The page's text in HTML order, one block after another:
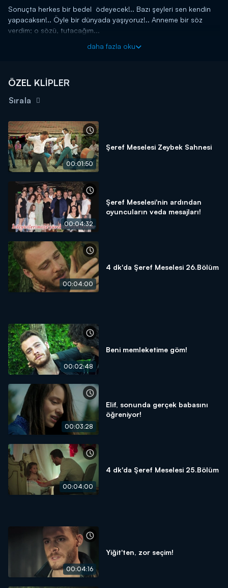
Sonuçta herkes bir bedel ödeyecek!.. Bazı şeyleri sen kendin
yapacaksın!.. Öyle bir dünyada yaşıyoruz!.. Anneme bir söz
verdim; o sözü, tutacağım...
daha fazla oku
ÖZEL KLİPLER
Sırala
00:01:50
Şeref Meselesi Zeybek Sahnesi
00:04:32
Şeref Meselesi'nin ardından
oyuncuların veda mesajları!
00:04:00
4 dk'da Şeref Meselesi 26.Bölüm
00:02:48
Beni memleketime göm!
00:03:28
Elif, sonunda gerçek babasını
öğreniyor!
00:04:00
4 dk'da Şeref Meselesi 25.Bölüm
00:04:16
Yiğit'ten, zor seçim!